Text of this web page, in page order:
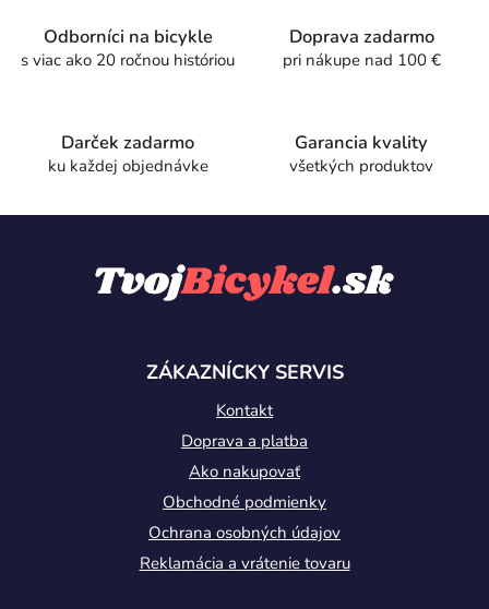
Odborníci na bicykle
s viac ako 20 ročnou históriou
Doprava zadarmo
pri nákupe nad 100 €
Darček zadarmo
ku každej objednávke
Garancia kvality
všetkých produktov
ZÁKAZNÍCKY SERVIS
Kontakt
Doprava a platba
Ako nakupovať
Obchodné podmienky
Ochrana osobných údajov
Reklamácia a vrátenie tovaru